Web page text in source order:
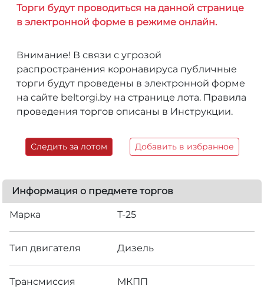
Торги будут проводиться на данной странице
в электронной форме в режиме онлайн.
Внимание! В связи с угрозой
распространения коронавируса публичные
торги будут проведены в электронной форме
на сайте beltorgi.by на странице лота. Правила
проведения торгов описаны в Инструкции.
Следить за лотом Добавить в избранное
Информация о предмете торгов
Марка Т-25
Тип двигателя Дизель
Трансмиссия МКПП